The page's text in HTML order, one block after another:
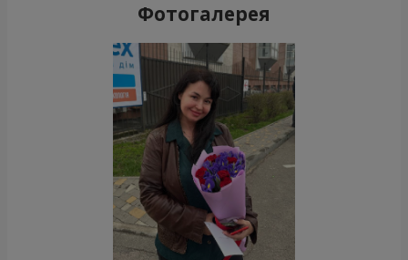
Фотогалерея